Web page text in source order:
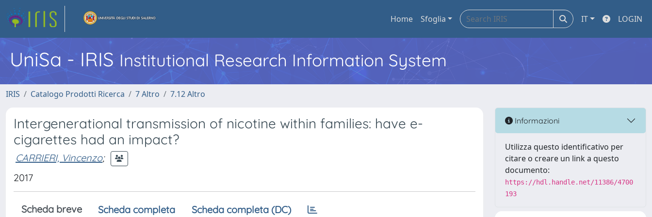
Home Sfoglia IT LOGIN
UniSa - IRIS Institutional Research Information System
IRIS Catalogo Prodotti Ricerca 7 Altro 7.12 Altro
Intergenerational transmission of nicotine within families: have e-
cigarettes had an impact?
CARRIERI, Vincenzo;
2017
Scheda breve Scheda completa Scheda completa (DC)
Informazioni
Utilizza questo identificativo per
citare o creare un link a questo
documento:
https://hdl.handle.net/11386/4700
193